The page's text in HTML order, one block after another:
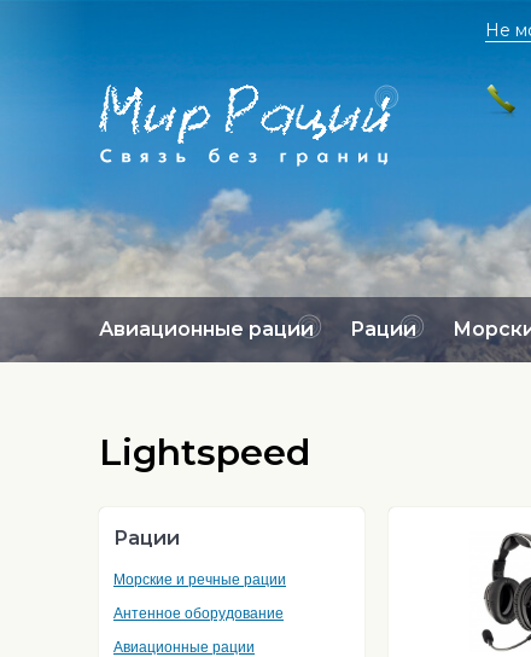
Не
Авиационные рации Рации
Lightspeed
Рации
Морские и речные рации
Антенное оборудование
Авиационные рации